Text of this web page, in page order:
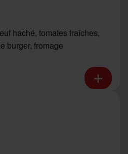
haché, tomates fraîches,
burger, fromage